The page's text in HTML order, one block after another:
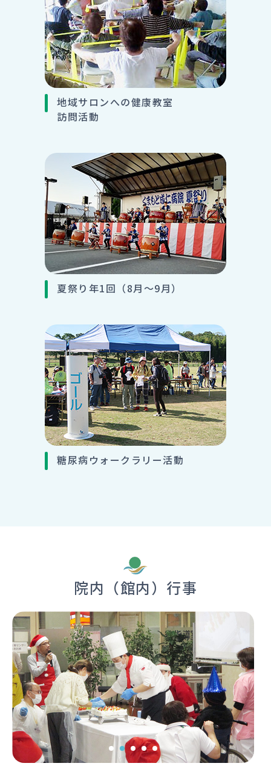
地域サロンへの健康教室
訪問活動
夏祭り年1回（8月～9月）
糖尿病ウォークラリー活動
院内（館内）行事